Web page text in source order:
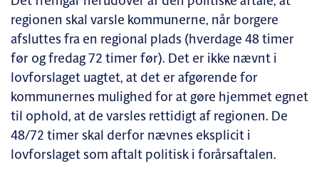
regionen skal varsle kommunerne, når borgere
afsluttes fra en regional plads (hverdage 48 timer
før og fredag 72 timer før). Det er ikke nævnt i
lovforslaget uagtet, at det er afgørende for
kommunernes mulighed for at gøre hjemmet egnet
til ophold, at de varsles rettidigt af regionen. De
48/72 timer skal derfor nævnes eksplicit i
lovforslaget som aftalt politisk i forårsaftalen.